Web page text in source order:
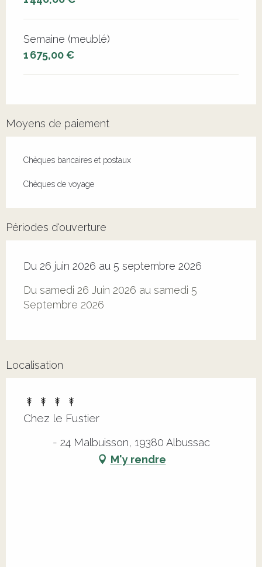
Semaine (meublé)
1 675,00 €
Moyens de paiement
Chèques bancaires et postaux
Chèques de voyage
Périodes d'ouverture
Du 26 juin 2026 au 5 septembre 2026
Du samedi 26 Juin 2026 au samedi 5
Septembre 2026
Localisation
Chez le Fustier
- 24 Malbuisson, 19380 Albussac
M'y rendre